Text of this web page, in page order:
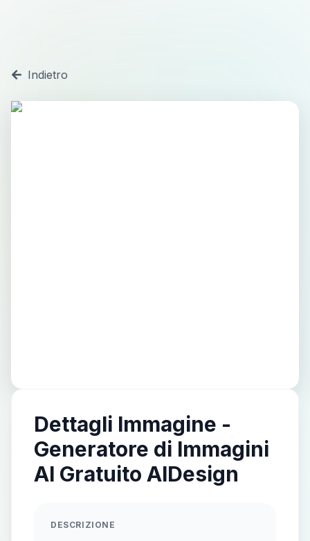
Indietro
Dettagli Immagine -
Generatore di Immagini
AI Gratuito AIDesign
DESCRIZIONE